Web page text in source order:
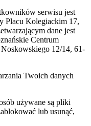
serwisu jest
Placu Kolegiackim 17,
dane jest
Centrum
12/14, 61-
Twoich danych
używane są pliki
lub usunąć,